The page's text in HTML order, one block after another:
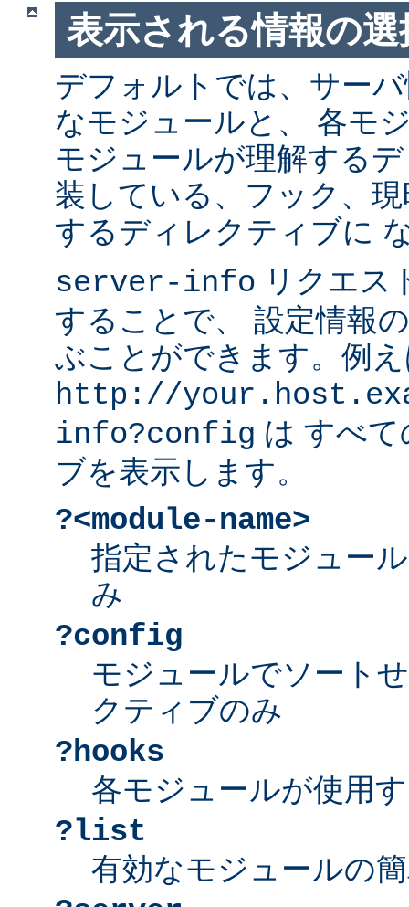
表示される情報の選
デフォルトでは、サー
なモジュールと、 各モ
モジュールが理解する
装している、フック、
するディレクティブに
server-info リクエス
することで、 設定情報
ぶことができます。例
http://
info?config は すべ
ブを表示します。
?<module-name>
指定されたモジュー
み
?config
モジュールでソート
クティブのみ
?hooks
各モジュールが使用
?list
有効なモジュールの